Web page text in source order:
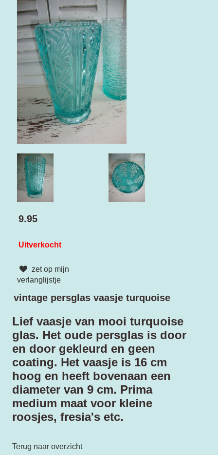
9.95
Uitverkocht
zet op mijn
verlanglijstje
vintage persglas vaasje turquoise
Lief vaasje van mooi turquoise
glas. Het oude persglas is door
en door gekleurd en geen
coating. Het vaasje is 16 cm
hoog en heeft bovenaan een
diameter van 9 cm. Prima
medium maat voor kleine
roosjes, fresia's etc.
Terug naar overzicht